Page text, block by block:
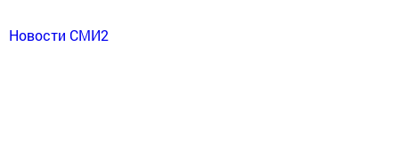
Новости СМИ2